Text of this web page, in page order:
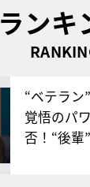
ランキ
“ベテラン
覚悟のパ
否！“後